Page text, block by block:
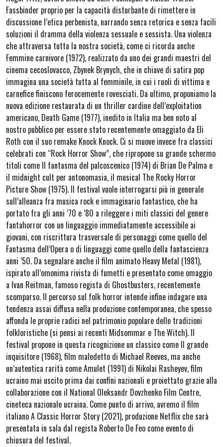
Fassbinder proprio per la capacità disturbante di rimettere in
discussione l’etica perbenista, narrando senza retorica e senza facili
soluzioni il dramma della violenza sessuale e sessista. Una violenza
che attraversa tutta la nostra società, come ci ricorda anche
Femmine carnivore (1972), realizzato da uno dei grandi maestri del
cinema cecoslovacco, Zbynek Brynych, che in chiave di satira pop
immagina una società tutta al femminile, in cui i ruoli di vittima e
carnefice finiscono ferocemente rovesciati. Da ultimo, proponiamo la
nuova edizione restaurata di un thriller cardine dell’exploitation
americano, Death Game (1977), inedito in Italia ma ben noto al
nostro pubblico per essere stato recentemente omaggiato da Eli
Roth con il suo remake Knock Knock. Ci si muove invece fra classici
celebrati con “Rock Horror Show”, che ripropone su grande schermo
titoli come Il fantasma del palcoscenico (1974) di Brian De Palma e
il midnight cult per antonomasia, il musical The Rocky Horror
Picture Show (1975). Il festival vuole interrogarsi più in generale
sull’alleanza fra musica rock e immaginario fantastico, che ha
portato fra gli anni ’70 e ’80 a rileggere i miti classici del genere
fantahorror con un linguaggio immediatamente accessibile ai
giovani, con riscrittura trasversale di personaggi come quello del
Fantasma dell’Opera o di linguaggi come quello della fantascienza
anni ’50. Da segnalare anche il film animato Heavy Metal (1981),
ispirato all’omonima rivista di fumetti e presentato come omaggio
a Ivan Reitman, famoso regista di Ghostbusters, recentemente
scomparso. Il percorso sul folk horror intende infine indagare una
tendenza assai diffusa nella produzione contemporanea, che spesso
affonda le proprie radici nel patrimonio popolare delle tradizioni
folkloristiche (si pensi ai recenti Midsommar e The Witch). Il
festival propone in questa ricognizione un classico come Il grande
inquisitore (1968), film maledetto di Michael Reeves, ma anche
un’autentica rarità come Amulet (1991) di Nikolai Rasheyev, film
ucraino mai uscito prima dai confini nazionali e proiettato grazie alla
collaborazione con il National Oleksandr Dovzhenko Film Centre,
cineteca nazionale ucraina. Come punto di arrivo, avremo il film
italiano A Classic Horror Story (2021), produzione Netflix che sarà
presentata in sala dal regista Roberto De Feo come evento di
chiusura del festival.